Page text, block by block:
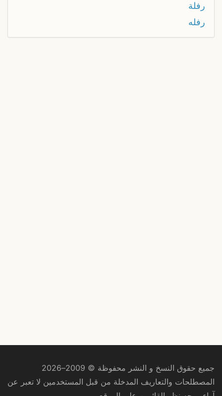
رفلة
رفله
جميع حقوق النسخ و النشر محفوظة © 2009–2026
المصطلحات والتعاريف المدخلة من قبل المستخدمين لا تعبر عن